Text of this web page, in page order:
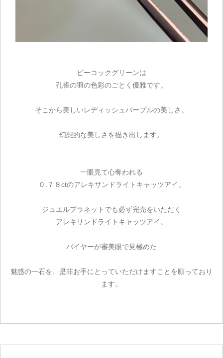
ピーコックグリーンは
孔雀の羽の色彩のごとく優雅です。
そこから美しいレディッシュパープルの美しさ。
幻想的な美しさを描き出します。
一眼見て心奪われる
０.７８ctのアレキサンドライトキャッツアイ。
ジュエルプラネットでも必ず完売をいただく
アレキサンドライトキャッツアイ。
バイヤーが審美眼で見極めた
魅惑の一石を、是非お手にとっていただけますことを願っており
ます。
ご注文手続き